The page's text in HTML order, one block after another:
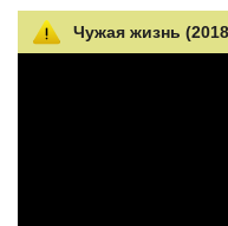
Чужая жизнь